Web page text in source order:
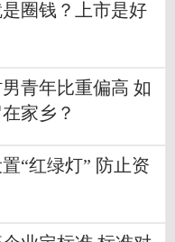
圈钱？上市是好
青年比重偏高 如
家乡？
“红绿灯” 防止资